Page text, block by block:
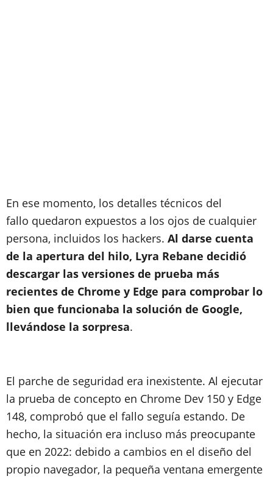
En ese momento, los detalles técnicos del
fallo quedaron expuestos a los ojos de cualquier
persona, incluidos los hackers. Al darse cuenta
de la apertura del hilo, Lyra Rebane decidió
descargar las versiones de prueba más
recientes de Chrome y Edge para comprobar lo
bien que funcionaba la solución de Google,
llevándose la sorpresa.
El parche de seguridad era inexistente. Al ejecutar
la prueba de concepto en Chrome Dev 150 y Edge
148, comprobó que el fallo seguía estando. De
hecho, la situación era incluso más preocupante
que en 2022: debido a cambios en el diseño del
propio navegador, la pequeña ventana emergente